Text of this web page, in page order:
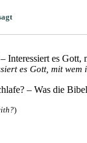
es Gott, mit
– Was die
)